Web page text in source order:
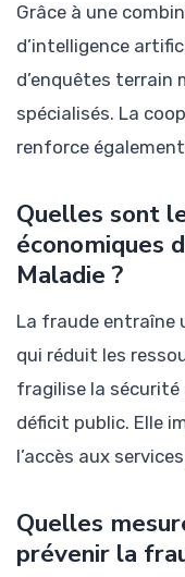
Grâce à une
d’intelligence
d’enquêtes terrain
spécialisés. La
renforce
Quelles sont
économiques
Maladie ?
La fraude entraîne
qui réduit les
fragilise la
déficit public. Elle
l’accès aux
Quelles
prévenir la